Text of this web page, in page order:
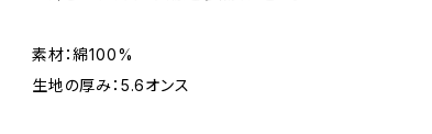
素材：綿100%
生地の厚み：5.6オンス